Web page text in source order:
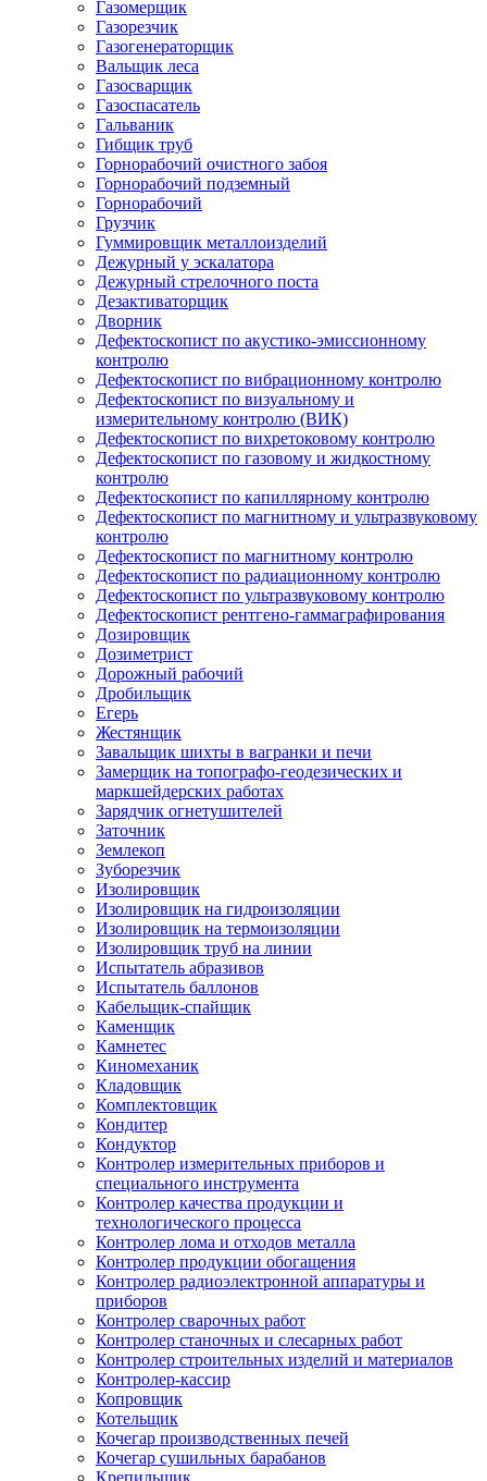
Газомерщик
Газорезчик
Газогенераторщик
Вальщик леса
Газосварщик
Газоспасатель
Гальваник
Гибщик труб
Горнорабочий очистного забоя
Горнорабочий подземный
Горнорабочий
Грузчик
Гуммировщик металлоизделий
Дежурный у эскалатора
Дежурный стрелочного поста
Дезактиваторщик
Дворник
Дефектоскопист по акустико-эмиссионному
контролю
Дефектоскопист по вибрационному контролю
Дефектоскопист по визуальному и
измерительному контролю (ВИК)
Дефектоскопист по вихретоковому контролю
Дефектоскопист по газовому и жидкостному
контролю
Дефектоскопист по капиллярному контролю
Дефектоскопист по магнитному и ультразвуковому
контролю
Дефектоскопист по магнитному контролю
Дефектоскопист по радиационному контролю
Дефектоскопист по ультразвуковому контролю
Дефектоскопист рентгено-гаммаграфирования
Дозировщик
Дозиметрист
Дорожный рабочий
Дробильщик
Егерь
Жестянщик
Завальщик шихты в вагранки и печи
Замерщик на топографо-геодезических и
маркшейдерских работах
Зарядчик огнетушителей
Заточник
Землекоп
Зуборезчик
Изолировщик
Изолировщик на гидроизоляции
Изолировщик на термоизоляции
Изолировщик труб на линии
Испытатель абразивов
Испытатель баллонов
Кабельщик-спайщик
Каменщик
Камнетес
Киномеханик
Кладовщик
Комплектовщик
Кондитер
Кондуктор
Контролер измерительных приборов и
специального инструмента
Контролер качества продукции и
технологического процесса
Контролер лома и отходов металла
Контролер продукции обогащения
Контролер радиоэлектронной аппаратуры и
приборов
Контролер сварочных работ
Контролер станочных и слесарных работ
Контролер строительных изделий и материалов
Контролер-кассир
Копровщик
Котельщик
Кочегар производственных печей
Кочегар сушильных барабанов
Крепильщик